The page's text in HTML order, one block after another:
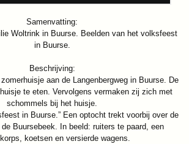
Samenvatting:
Woltrink in Buurse. Beelden van het volksfeest
in Buurse.
Beschrijving:
aan de Langenbergweg in Buurse. De
te eten. Vervolgens vermaken zij zich met
schommels bij het huisje.
in Buurse.” Een optocht trekt voorbij over de
Buursebeek. In beeld: ruiters te paard, een
koetsen en versierde wagens.